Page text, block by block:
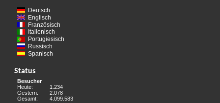
Deutsch
Englisch
Französisch
Italienisch
Portugiesisch
Russisch
Spanisch
Status
Besucher
Heute:
1.234
Gestern:
2.078
Gesamt:
4.099.583